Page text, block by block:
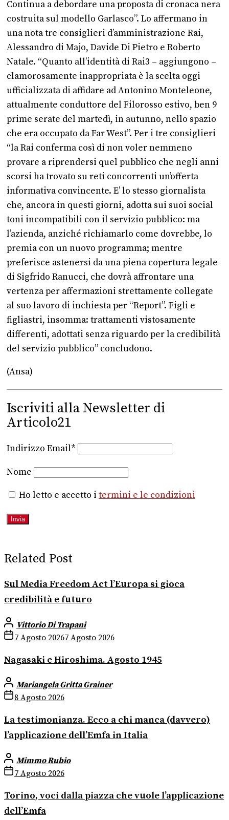
Continua a debordare una proposta di cronaca nera
costruita sul modello Garlasco”. Lo affermano in
una nota tre consiglieri d’amministrazione Rai,
Alessandro di Majo, Davide Di Pietro e Roberto
Natale. “Quanto all’identità di Rai3 – aggiungono –
clamorosamente inappropriata è la scelta oggi
ufficializzata di affidare ad Antonino Monteleone,
attualmente conduttore del Filorosso estivo, ben 9
prime serate del martedì, in autunno, nello spazio
che era occupato da Far West”. Per i tre consiglieri
“la Rai conferma così di non voler nemmeno
provare a riprendersi quel pubblico che negli anni
scorsi ha trovato su reti concorrenti un’offerta
informativa convincente. E’ lo stesso giornalista
che, ancora in questi giorni, adotta sui suoi social
toni incompatibili con il servizio pubblico: ma
l’azienda, anziché richiamarlo come dovrebbe, lo
premia con un nuovo programma; mentre
preferisce astenersi da una piena copertura legale
di Sigfrido Ranucci, che dovrà affrontare una
vertenza per affermazioni strettamente collegate
al suo lavoro di inchiesta per “Report”. Figli e
figliastri, insomma: trattamenti vistosamente
differenti, adottati senza riguardo per la credibilità
del servizio pubblico” concludono.
(Ansa)
Iscriviti alla Newsletter di
Articolo21
Indirizzo Email*
Nome
Ho letto e accetto i termini e le condizioni
Related Post
Sul Media Freedom Act l’Europa si gioca
credibilità e futuro
Vittorio Di Trapani
7 Agosto 20267 Agosto 2026
Nagasaki e Hiroshima. Agosto 1945
Mariangela Gritta Grainer
8 Agosto 2026
La testimonianza. Ecco a chi manca (davvero)
l’applicazione dell’Emfa in Italia
Mimmo Rubio
7 Agosto 2026
Torino, voci dalla piazza che vuole l’applicazione
dell’Emfa